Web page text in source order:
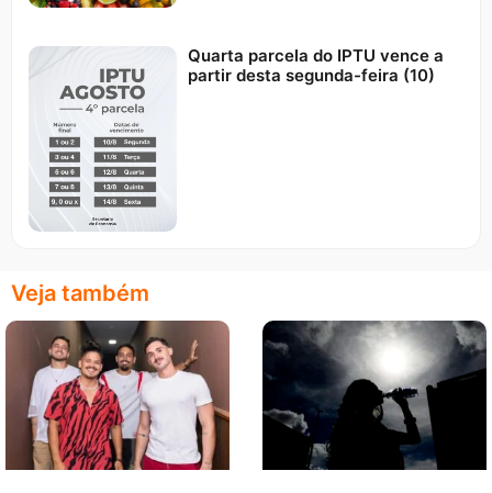
Quarta parcela do IPTU vence a
partir desta segunda-feira (10)
Veja também